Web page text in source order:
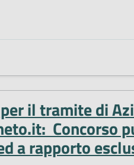
il tramite di
Concorso
a rapporto